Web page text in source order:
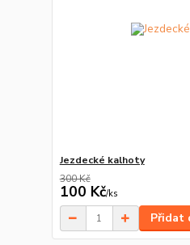
Jezdecké kalhoty
300 Kč
100 Kč/ks
Přidat